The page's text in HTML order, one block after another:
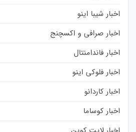
اخبار شیبا اینو
اخبار صرافی و اکسچنج
اخبار فاندامنتال
اخبار فلوکی اینو
اخبار کاردانو
اخبار کوساما